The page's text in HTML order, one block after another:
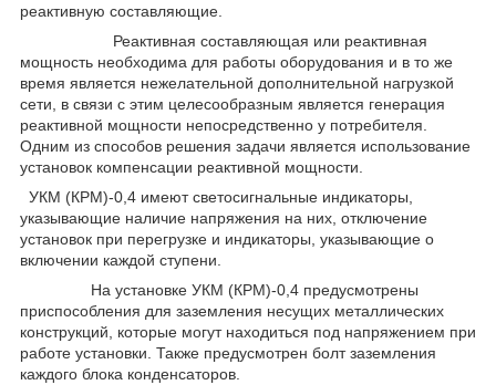
реактивную составляющие.
Реактивная составляющая или реактивная
мощность необходима для работы оборудования и в то же
время является нежелательной дополнительной нагрузкой
сети, в связи с этим целесообразным является генерация
реактивной мощности непосредственно у потребителя.
Одним из способов решения задачи является использование
установок компенсации реактивной мощности.
УКМ (КРМ)-0,4 имеют светосигнальные индикаторы,
указывающие наличие напряжения на них, отключение
установок при перегрузке и индикаторы, указывающие о
включении каждой ступени.
На установке УКМ (КРМ)-0,4 предусмотрены
приспособления для заземления несущих металлических
конструкций, которые могут находиться под напряжением при
работе установки. Также предусмотрен болт заземления
каждого блока конденсаторов.